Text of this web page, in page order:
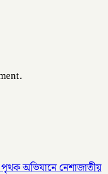
পৃথক অভিযানে নেশাজাতীয়